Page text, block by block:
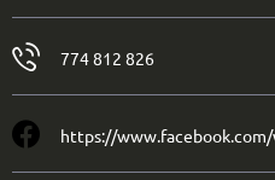
774 812 826
https://